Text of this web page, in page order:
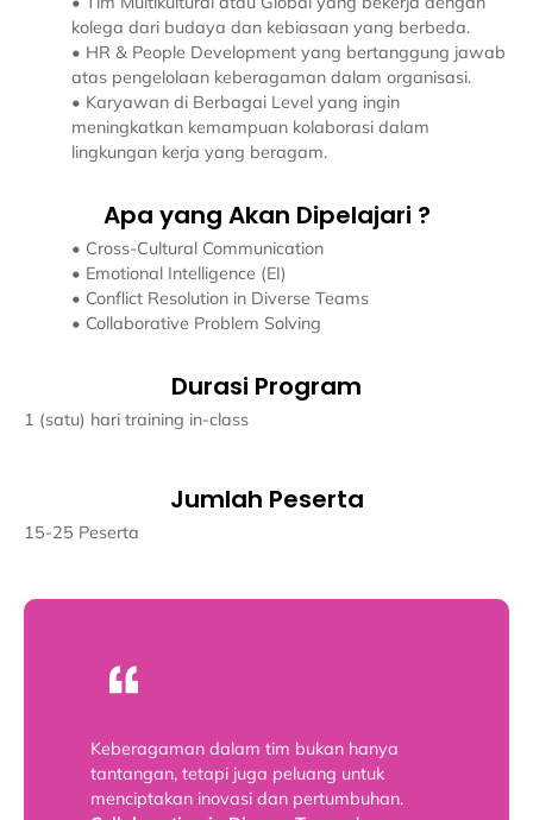
kolega dari budaya dan kebiasaan yang berbeda.
• HR & People Development yang bertanggung jawab
atas pengelolaan keberagaman dalam organisasi.
• Karyawan di Berbagai Level yang ingin
meningkatkan kemampuan kolaborasi dalam
lingkungan kerja yang beragam.
Apa yang Akan Dipelajari ?
• Cross-Cultural Communication
• Emotional Intelligence (EI)
• Conflict Resolution in Diverse Teams
• Collaborative Problem Solving
Durasi Program
1 (satu) hari training in-class
Jumlah Peserta
15-25 Peserta
Keberagaman dalam tim bukan hanya
tantangan, tetapi juga peluang untuk
menciptakan inovasi dan pertumbuhan.